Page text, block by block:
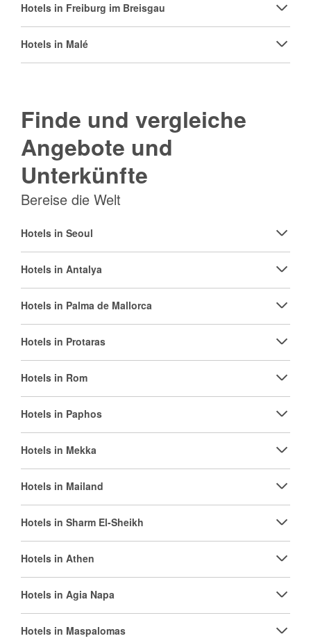
Hotels in Freiburg im Breisgau
Hotels in Malé
Finde und vergleiche
Angebote und
Unterkünfte
Bereise die Welt
Hotels in Seoul
Hotels in Antalya
Hotels in Palma de Mallorca
Hotels in Protaras
Hotels in Rom
Hotels in Paphos
Hotels in Mekka
Hotels in Mailand
Hotels in Sharm El-Sheikh
Hotels in Athen
Hotels in Agia Napa
Hotels in Maspalomas